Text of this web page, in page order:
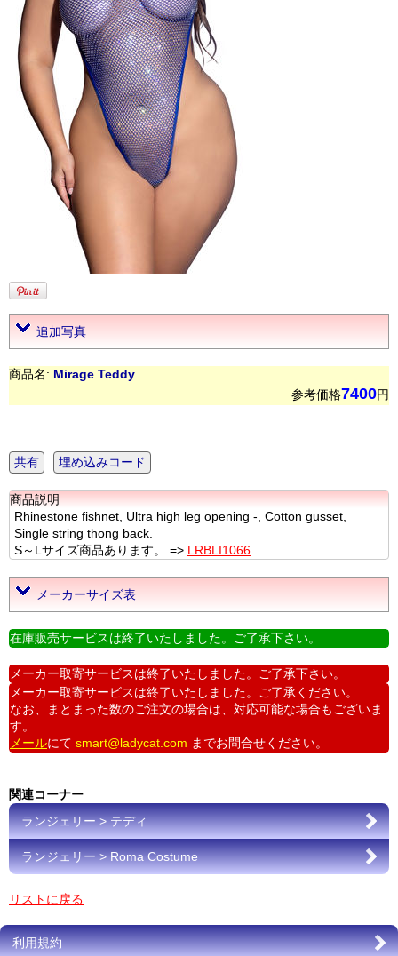
追加写真
商品名: Mirage Teddy
参考価格7400円
共有 埋め込みコード
商品説明
Rhinestone fishnet, Ultra high leg opening -, Cotton gusset,
Single string thong back.
S～Lサイズ商品あります。 => LRBLI1066
メーカーサイズ表
在庫販売サービスは終了いたしました。ご了承下さい。
メーカー取寄サービスは終了いたしました。ご了承下さい。
メーカー取寄サービスは終了いたしました。ご了承ください。
なお、まとまった数のご注文の場合は、対応可能な場合もございま
す。
メールにて smart@ladycat.com までお問合せください。
関連コーナー
ランジェリー > テディ
ランジェリー > Roma Costume
リストに戻る
利用規約